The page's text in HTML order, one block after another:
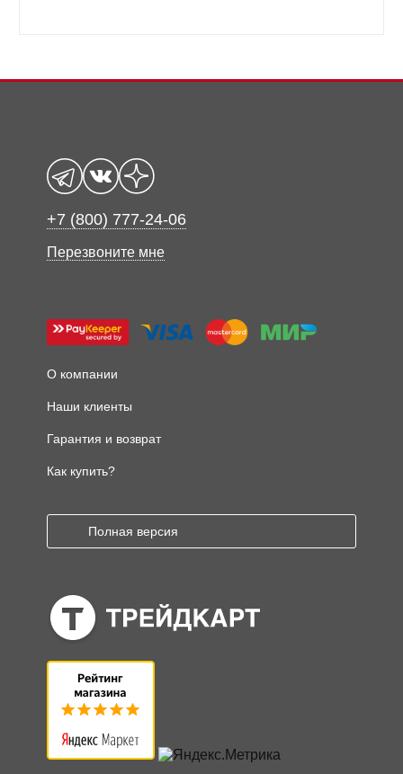
+7 (800) 777-24-06
Перезвоните мне
О компании
Наши клиенты
Гарантия и возврат
Как купить?
Полная версия